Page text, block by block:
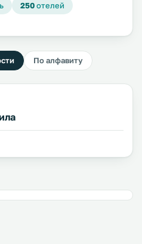
250отелей
По алфавиту